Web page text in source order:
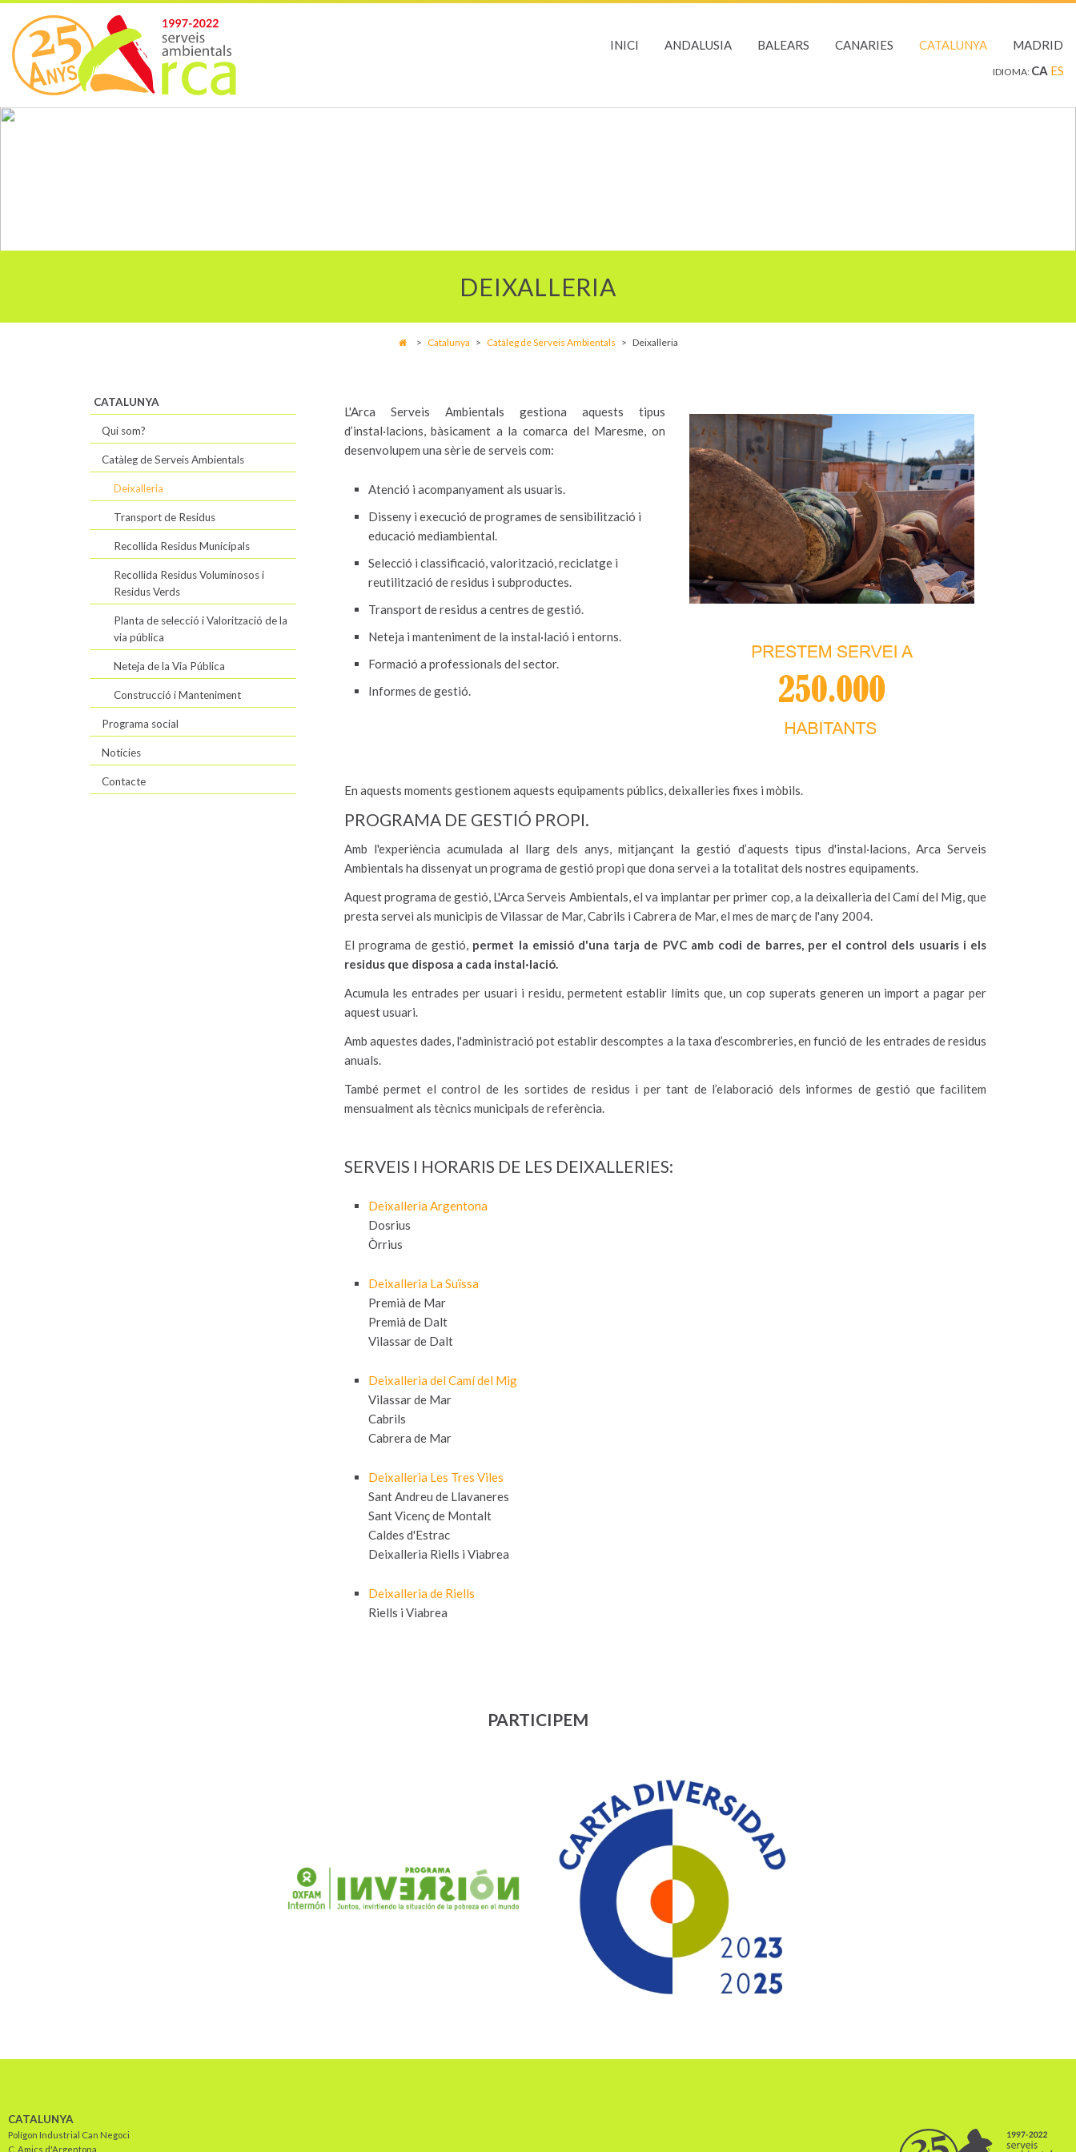
INICI ANDALUSIA BALEARS CANARIES CATALUNYA MADRID
IDIOMA: CA ES
DEIXALLERIA
> Catalunya > Catàleg de Serveis Ambientals > Deixalleria
CATALUNYA
Qui som?
Catàleg de Serveis Ambientals
Deixalleria
Transport de Residus
Recollida Residus Municipals
Recollida Residus Voluminosos i
Residus Verds
Planta de selecció i Valorització de la
via pública
Neteja de la Via Pública
Construcció i Manteniment
Programa social
Notícies
Contacte
L'Arca Serveis Ambientals gestiona aquests tipus
d’instal·lacions, bàsicament a la comarca del Maresme, on
desenvolupem una sèrie de serveis com:
Atenció i acompanyament als usuaris.
Disseny i execució de programes de sensibilització i
educació mediambiental.
Selecció i classificació, valorització, reciclatge i
reutilització de residus i subproductes.
Transport de residus a centres de gestió.
Neteja i manteniment de la instal·lació i entorns.
Formació a professionals del sector.
Informes de gestió.
En aquests moments gestionem aquests equipaments públics, deixalleries fixes i mòbils.
PROGRAMA DE GESTIÓ PROPI.
Amb l'experiència acumulada al llarg dels anys, mitjançant la gestió d’aquests tipus d'instal·lacions, Arca Serveis
Ambientals ha dissenyat un programa de gestió propi que dona servei a la totalitat dels nostres equipaments.
Aquest programa de gestió, L'Arca Serveis Ambientals, el va implantar per primer cop, a la deixalleria del Camí del Mig, que
presta servei als municipis de Vilassar de Mar, Cabrils i Cabrera de Mar, el mes de març de l'any 2004.
El programa de gestió, permet la emissió d'una tarja de PVC amb codi de barres, per el control dels usuaris i els
residus que disposa a cada instal·lació.
Acumula les entrades per usuari i residu, permetent establir límits que, un cop superats generen un import a pagar per
aquest usuari.
Amb aquestes dades, l'administració pot establir descomptes a la taxa d’escombreries, en funció de les entrades de residus
anuals.
També permet el control de les sortides de residus i per tant de l’elaboració dels informes de gestió que facilitem
mensualment als tècnics municipals de referència.
SERVEIS I HORARIS DE LES DEIXALLERIES:
Deixalleria Argentona
Dosrius
Òrrius
Deixalleria La Suïssa
Premià de Mar
Premià de Dalt
Vilassar de Dalt
Deixalleria del Camí del Mig
Vilassar de Mar
Cabrils
Cabrera de Mar
Deixalleria Les Tres Viles
Sant Andreu de Llavaneres
Sant Vicenç de Montalt
Caldes d'Estrac
Deixalleria Riells i Viabrea
Deixalleria de Riells
Riells i Viabrea
PARTICIPEM
CATALUNYA
Polígon Industrial Can Negoci
C. Amics d'Argentona